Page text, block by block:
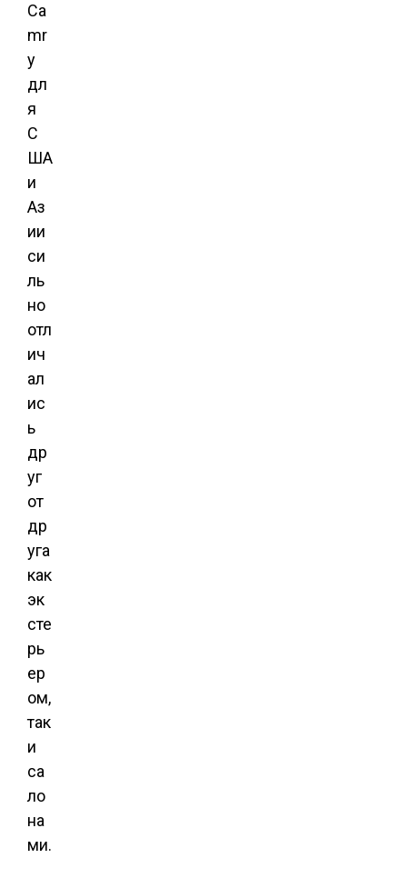
Ca
mr
y
дл
я
С
ША
и
Аз
ии
си
ль
но
отл
ич
ал
ис
ь
др
уг
от
др
уга
как
эк
сте
рь
ер
ом,
так
и
са
ло
на
ми.